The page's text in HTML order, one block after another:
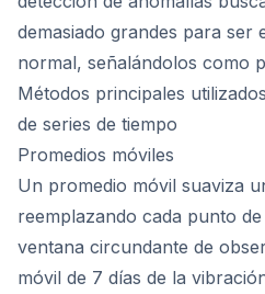
demasiado grandes para ser
normal, señalándolos como
Métodos principales
de series de tiempo
Promedios móviles
Un promedio móvil suaviza
reemplazando cada punto
ventana circundante de
móvil de 7 días de la